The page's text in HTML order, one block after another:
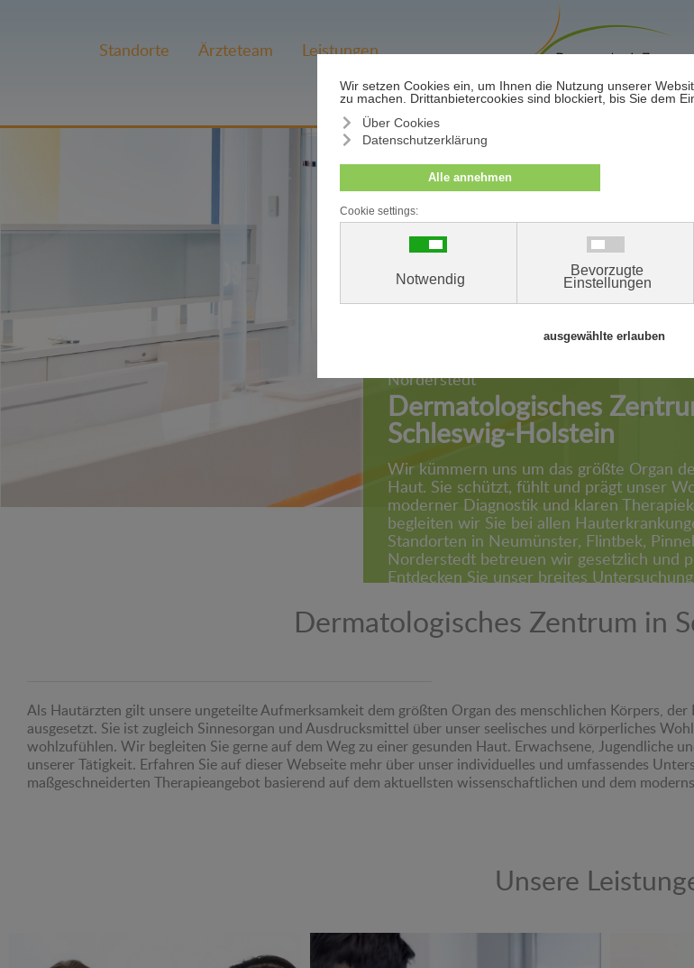
Standorte Ärzteteam Leistungen
Ihre Praxen in Neumünster, Flintbek,
Norderstedt
Dermatologisches
Schleswig-Holstein
Wir kümmern uns um das größte Organ
Haut. Sie schützt, fühlt und prägt unser
moderner Diagnostik und klaren
begleiten wir Sie bei allen
Standorten in Neumünster, Flintbek,
Norderstedt betreuen wir gesetzlich und
Entdecken Sie unser breites
Dermatologisches Zentrum in
Als Hautärzten gilt unsere ungeteilte Aufmerksamkeit dem größten Organ des menschlichen Körpers,
ausgesetzt. Sie ist zugleich Sinnesorgan und Ausdrucksmittel über unser seelisches und körperliches
wohlzufühlen. Wir begleiten Sie gerne auf dem Weg zu einer gesunden Haut. Erwachsene, Jugendliche
unserer Tätigkeit. Erfahren Sie auf dieser Webseite mehr über unser individuelles und umfassendes
maßgeschneiderten Therapieangebot basierend auf dem aktuellsten wissenschaftlichen und dem
Unsere